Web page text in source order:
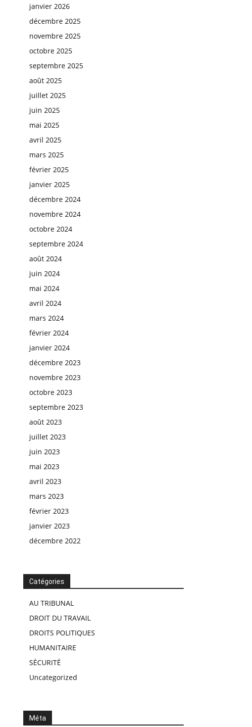
janvier 2026
décembre 2025
novembre 2025
octobre 2025
septembre 2025
août 2025
juillet 2025
juin 2025
mai 2025
avril 2025
mars 2025
février 2025
janvier 2025
décembre 2024
novembre 2024
octobre 2024
septembre 2024
août 2024
juin 2024
mai 2024
avril 2024
mars 2024
février 2024
janvier 2024
décembre 2023
novembre 2023
octobre 2023
septembre 2023
août 2023
juillet 2023
juin 2023
mai 2023
avril 2023
mars 2023
février 2023
janvier 2023
décembre 2022
Catégories
AU TRIBUNAL
DROIT DU TRAVAIL
DROITS POLITIQUES
HUMANITAIRE
SÉCURITÉ
Uncategorized
Méta